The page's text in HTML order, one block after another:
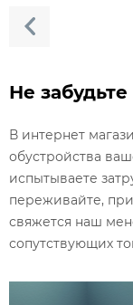
Не забудьте
В интернет
обустройства
испытываете
переживайте,
свяжется наш
сопутствующих